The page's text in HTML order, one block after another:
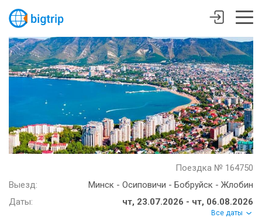
Поездка № 164750
Выезд:
Минск - Осиповичи - Бобруйск - Жлобин
Даты:
чт, 23.07.2026 - чт, 06.08.2026
Все даты